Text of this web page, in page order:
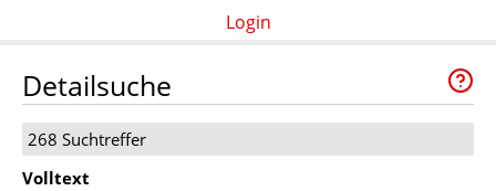
Login
Detailsuche
268 Suchtreffer
Volltext